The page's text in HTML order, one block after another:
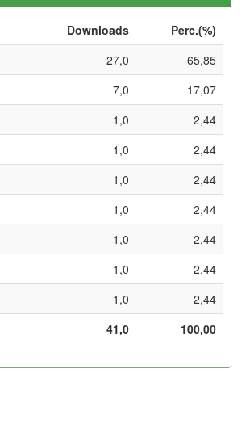
Downloads
Perc.(%)
27,0
65,85
7,0
17,07
1,0
2,44
1,0
2,44
1,0
2,44
1,0
2,44
1,0
2,44
1,0
2,44
1,0
2,44
41,0
100,00